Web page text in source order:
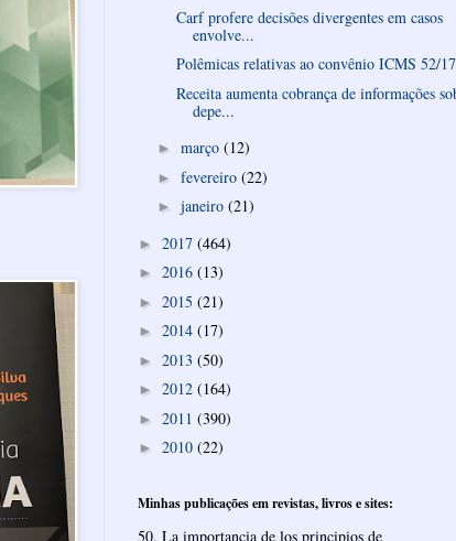
Carf profere decisões divergentes em casos
envolve...
Polêmicas relativas ao convênio ICMS 52/17
Receita aumenta cobrança de informações
depe...
► março (12)
► fevereiro (22)
► janeiro (21)
► 2017 (464)
► 2016 (13)
► 2015 (21)
► 2014 (17)
► 2013 (50)
► 2012 (164)
► 2011 (390)
► 2010 (22)
Minhas publicações em revistas, livros e sites:
50. La importancia de los principios de